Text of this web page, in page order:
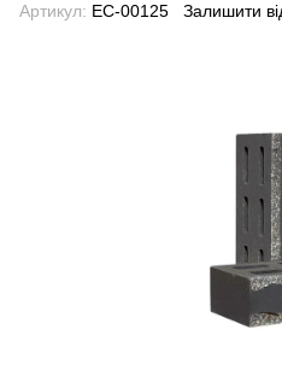
Артикул: EC-00125 Залишити